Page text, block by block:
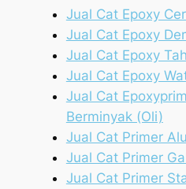
Jual Cat Epoxy
Jual Cat Epoxy
Jual Cat Epoxy
Jual Cat Epoxy
Jual Cat
Berminyak (Oli)
Jual Cat Primer
Jual Cat Primer
Jual Cat Primer